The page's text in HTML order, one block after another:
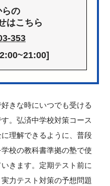
らの
はこちら
353
きな時にいつでも受ける
。弘済中学校対策コース
理解できるように、普段
校の教科書準拠の塾で使
きます。定期テスト前に
力テスト対策の予想問題